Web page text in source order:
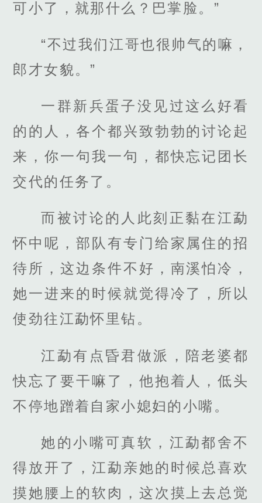
可小了，就那什么？巴掌脸。”
“不过我们江哥也很帅气的嘛，
郎才女貌。”
一群新兵蛋子没见过这么好看
的的人，各个都兴致勃勃的讨论起
来，你一句我一句，都快忘记团长
交代的任务了。
而被讨论的人此刻正黏在江勐
怀中呢，部队有专门给家属住的招
待所，这边条件不好，南溪怕冷，
她一进来的时候就觉得冷了，所以
使劲往江勐怀里钻。
江勐有点昏君做派，陪老婆都
快忘了要干嘛了，他抱着人，低头
不停地蹭着自家小媳妇的小嘴。
她的小嘴可真软，江勐都舍不
得放开了，江勐亲她的时候总喜欢
摸她腰上的软肉，这次摸上去总觉